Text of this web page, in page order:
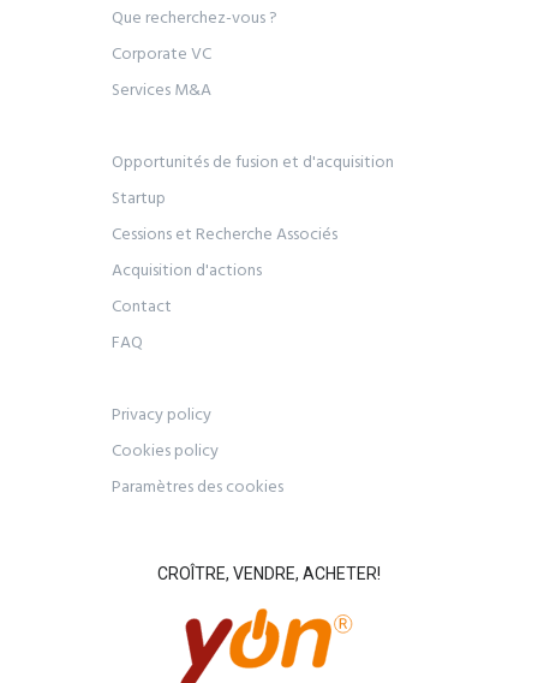
Que recherchez-vous ?
Corporate VC
Services M&A
Opportunités de fusion et d'acquisition
Startup
Cessions et Recherche Associés
Acquisition d'actions
Contact
FAQ
Privacy policy
Cookies policy
Paramètres des cookies
CROÎTRE, VENDRE, ACHETER!